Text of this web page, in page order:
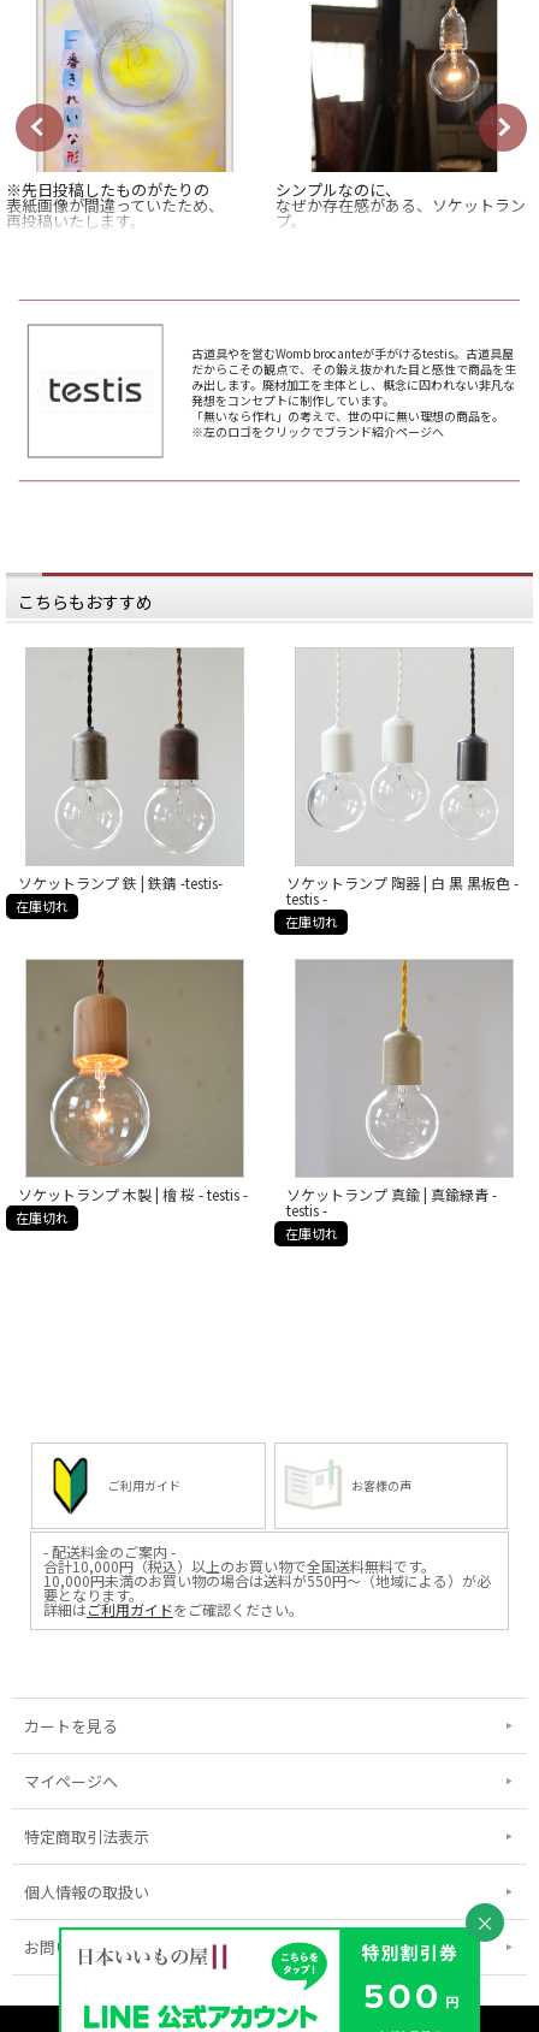
※先日投稿したものがたりの
表紙画像が間違っていたため、
再投稿いたします。
では、
リーを
今回は、
退職後にコーヒースタンドを始めた
お父さんの、意外な一面、
*****
た。
▶ものがたりのバックナンバーは、
日本いいもの屋トップページ「もの
がたり」の
アイコンからご覧いただけます。
#日本いいもの屋 #丁寧な暮らし #通
販サイト #ECサイト #雑貨店 #オンラ
インショップ #伝統工芸 #贈り物 #引
き出物 #ギフト #日本製
#madeinjapan #ランプ #ソケットラ
ンプ #testis #照明 #ライト
シンプルなのに、
なぜか存在感がある、ソケットラン
プ。
並々ならぬこだわりが
込められているから。
こちらの商品を手がける
WOMB BROCANTEさん、
実は本業は古道具屋さんなのです。
ちょっと珍しいですよね。
当店で取り扱いのある19種のソケッ
職人の手作業で作られています。
陶器は波佐見焼。
金属は、伝統的な鋳造によるもの。
鉄にはサビ加工で風合いを。
ろくろで削り出された檜・桜。
石もひとつひとつ手作業で
形を削りだしています。
硝子は倉敷の吹きガラス工房で製
琺瑯にはあえて他には無い
ざらっとした加工を。
全ての素材が、ひとつひとつ
こだわりをもって作られています。
だから、質感も色もさまざま。
一つ一つに個性があり、
どれも愛おしくなっちゃいます。
あなたのお気に入りを、
見つけてみてください。
日本いいもの屋公式LINEはじめまし
友達登録で５００円OFFクーポンを
プレゼント！
▽友だち登録はコチラから▽
@iimonoya
*****
▶︎詳細は、商品画像リンクからご覧
いただけます。
古道具やを営むWomb brocanteが手がけるtestis。古道具屋
だからこその観点で、その鍛え抜かれた目と感性で商品を生
み出します。廃材加工を主体とし、概念に囚われない非凡な
発想をコンセプトに制作しています。
「無いなら作れ」の考えで、世の中に無い理想の商品を。
※左のロゴをクリックでブランド紹介ページへ
こちらもおすすめ
ソケットランプ 鉄 | 鉄錆 -testis-
在庫切れ
ソケットランプ 陶器 | 白 黒 黒板色 -
testis -
在庫切れ
ソケットランプ 木製 | 檜 桜 - testis -
在庫切れ
ソケットランプ 真鍮 | 真鍮緑青 -
testis -
在庫切れ
ご利用ガイド お客様の声
- 配送料金のご案内 -
合計10,000円（税込）以上のお買い物で全国送料無料です。
10,000円未満のお買い物の場合は送料が550円～（地域による）が必
要となります。
詳細はご利用ガイドをご確認ください。
カートを見る
マイページへ
特定商取引法表示
個人情報の取扱い
お問い合わせ
表示：スマートフォン｜
×